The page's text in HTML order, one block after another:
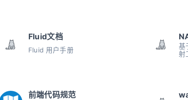
Fluid文档
Fluid 用户手册
基
射
前端代码规范